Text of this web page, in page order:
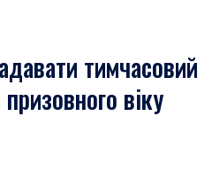
тимчасовий
віку